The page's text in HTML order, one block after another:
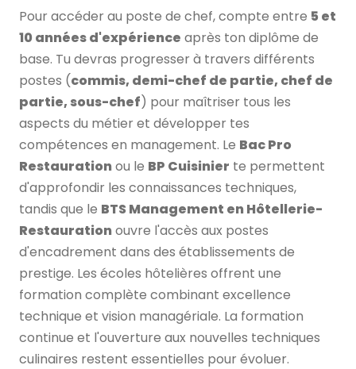
Pour accéder au poste de chef, compte entre 5 et
10 années d'expérience après ton diplôme de
base. Tu devras progresser à travers différents
postes (commis, demi-chef de partie, chef de
partie, sous-chef) pour maîtriser tous les
aspects du métier et développer tes
compétences en management. Le Bac Pro
Restaurationou le BP Cuisinier te permettent
d'approfondir les connaissances techniques,
tandis que le BTS Management en Hôtellerie-
Restaurationouvre l'accès aux postes
d'encadrement dans des établissements de
prestige. Les écoles hôtelières offrent une
formation complète combinant excellence
technique et vision managériale. La formation
continue et l'ouverture aux nouvelles techniques
culinaires restent essentielles pour évoluer.